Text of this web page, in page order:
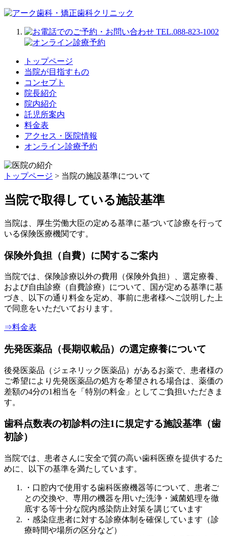
トップページ
当院が目指すもの
コンセプト
院長紹介
院内紹介
託児所案内
料金表
アクセス・医院情報
オンライン診療予約
トップページ > 当院の施設基準について
当院で取得している施設基準
当院は、厚生労働大臣の定める基準に基づいて診療を行って
いる保険医療機関です。
保険外負担（自費）に関するご案内
当院では、保険診療以外の費用（保険外負担）、選定療養、
および自由診療（自費診療）について、国が定める基準に基
づき、以下の通り料金を定め、事前に患者様へご説明した上
で同意をいただいております。
⇒料金表
先発医薬品（長期収載品）の選定療養について
後発医薬品（ジェネリック医薬品）があるお薬で、患者様の
ご希望により先発医薬品の処方を希望される場合は、薬価の
差額の4分の1相当を「特別の料金」としてご負担いただきま
す。
歯科点数表の初診料の注1に規定する施設基準（歯
初診）
当院では、患者さんに安全で質の高い歯科医療を提供するた
めに、以下の基準を満たしています。
・口腔内で使用する歯科医療機器等について、患者ご
との交換や、専用の機器を用いた洗浄・滅菌処理を徹
底する等十分な院内感染防止対策を講じています
・感染症患者に対する診療体制を確保しています（診
療時間や場所の区分など）